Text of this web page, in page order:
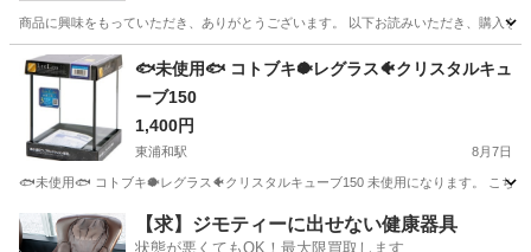
商品に興味をもっていただき、ありがとうございます。 以下お読みいただき、購入
埼玉 本庄市 本庄駅 その他 リベンジャーズ
🐟未使用🐟 コトブキ🐡レグラス🐠クリスタルキュ
ーブ150
1,400円
東浦和駅 8月7日
🐟未使用🐟 コトブキ🐡レグラス🐠クリスタルキューブ150 未使用になります。 こち
埼玉 さいたま市 東浦和駅 その他 水槽
【求】ジモティーに出せない健康器具
状態が悪くてもOK！最大限買取します